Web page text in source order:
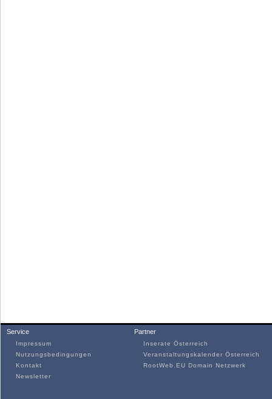
Service
Impressum
Nutzungsbedingungen
Kontakt
Newsletter
Partner
Inserate Österreich
Veranstaltungskalender Österreich
RootWeb.EU Domain Netzwerk